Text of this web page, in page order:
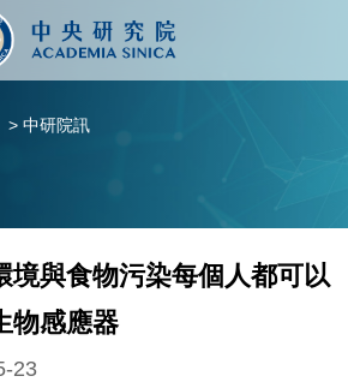
> 中研院訊
境與食物污染每個人都可以
物感應器
23